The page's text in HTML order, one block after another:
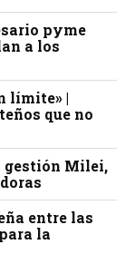
pyme
a los
límite» |
que no
gestión Milei,
entre las
la